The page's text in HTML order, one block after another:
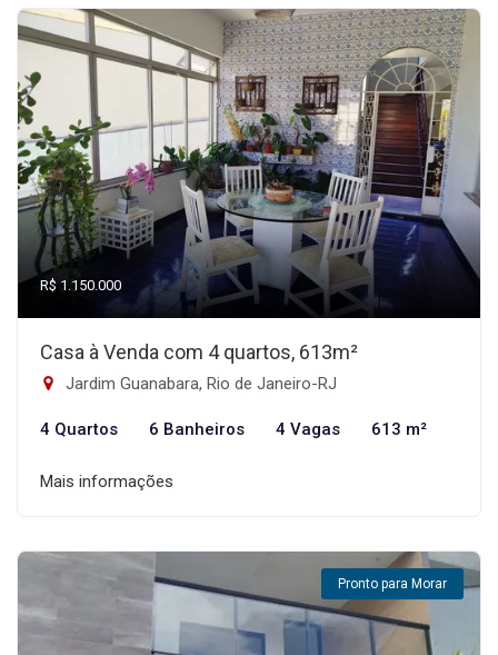
R$ 1.150.000
Casa à Venda com 4 quartos, 613m²
Jardim Guanabara, Rio de Janeiro-RJ
4 Quartos 6 Banheiros 4 Vagas 613 m²
Mais informações
Pronto para Morar